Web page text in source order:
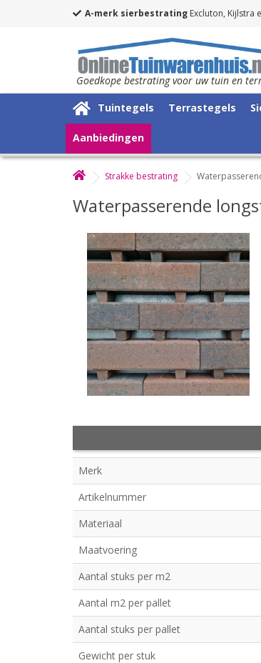
A-merk sierbestrating Excluton, Kijlstra
Goedkope bestrating voor uw tuin en
Tuintegels Terrastegels
Aanbiedingen
Strakke bestrating
Waterpasserende
Merk
Artikelnummer
Materiaal
Maatvoering
Aantal stuks per m2
Aantal m2 per pallet
Aantal stuks per pallet
Gewicht per stuk